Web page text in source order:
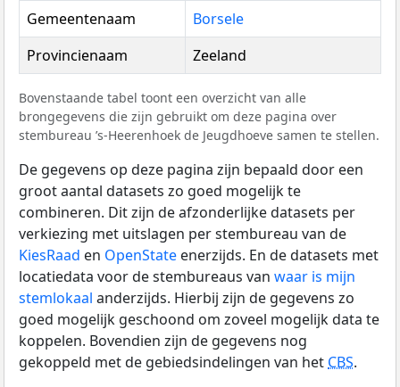
Gemeentenaam
Borsele
Provincienaam
Zeeland
Bovenstaande tabel toont een overzicht van alle
brongegevens die zijn gebruikt om deze pagina over
stembureau ’s-Heerenhoek de Jeugdhoeve samen te stellen.
De gegevens op deze pagina zijn bepaald door een
groot aantal datasets zo goed mogelijk te
combineren. Dit zijn de afzonderlijke datasets per
verkiezing met uitslagen per stembureau van de
KiesRaad en OpenState enerzijds. En de datasets met
locatiedata voor de stembureaus van waar is mijn
stemlokaal anderzijds. Hierbij zijn de gegevens zo
goed mogelijk geschoond om zoveel mogelijk data te
koppelen. Bovendien zijn de gegevens nog
gekoppeld met de gebiedsindelingen van het CBS.